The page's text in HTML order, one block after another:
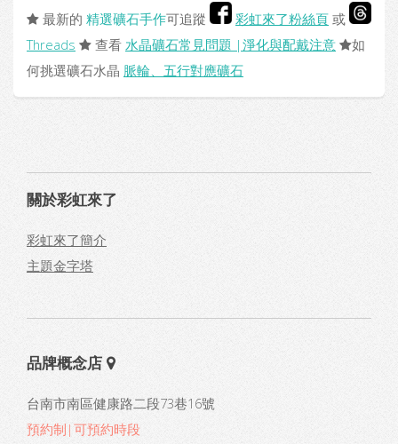
最新的 精選礦石手作可追蹤 彩虹來了粉絲頁 或
Threads
查看 水晶礦石常見問題 |淨化與配戴注意
如
何挑選礦石水晶 脈輪、五行對應礦石
關於彩虹來了
彩虹來了簡介
主題金字塔
品牌概念店
台南市南區健康路二段73巷16號
預約制|可預約時段